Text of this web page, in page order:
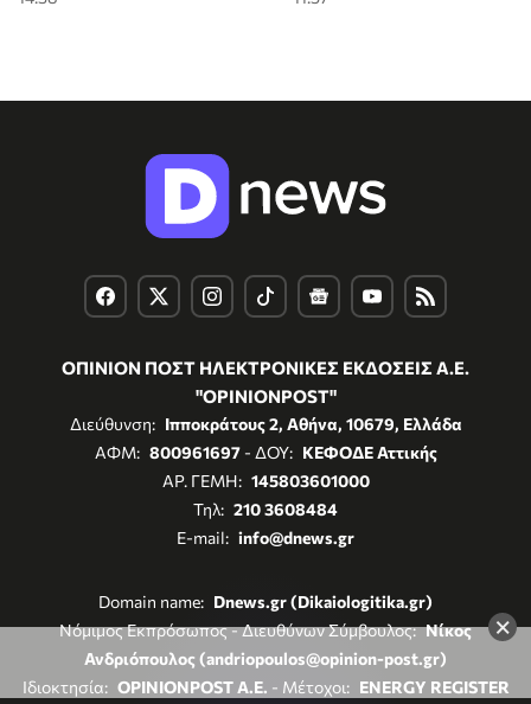
×
ΟΠΙΝΙΟΝ ΠΟΣΤ ΗΛΕΚΤΡΟΝΙΚΕΣ ΕΚΔΟΣΕΙΣ Α.Ε.
"OPINIONPOST"
Διεύθυνση: Ιπποκράτους 2, Αθήνα, 10679, Ελλάδα
ΑΦΜ: 800961697- ΔΟΥ: ΚΕΦΟΔΕ Αττικής
ΑΡ. ΓΕΜΗ: 145803601000
Τηλ: 210 3608484
E-mail: info@dnews.gr
Domain name: Dnews.gr (Dikaiologitika.gr)
Νόμιμος Εκπρόσωπος - Διευθύνων Σύμβουλος: Νίκος
Ανδριόπουλος (andriopoulos@opinion-post.gr)
Ιδιοκτησία: OPINIONPOST A.E. - Μέτοχοι: ENERGY REGISTER